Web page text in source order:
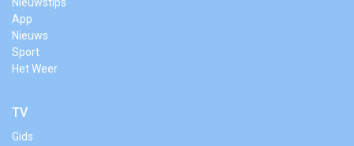
Nieuwstips
App
Nieuws
Sport
Het Weer
TV
Gids